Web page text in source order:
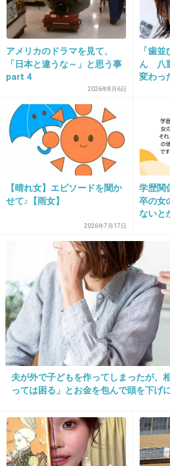
26. 匿名 2021/05/03(月) 15:16:54
>>1
韓国人も訪日しなくていいランキン
27. 匿名2021/05/03(月) 15:16:55
無駄に和気藹々風の画像
2021/05/03(月) 15:17:02
前に勤めてた会社が入ってる
比べて50万くらい上がってる
って純粋に従業員の給与で役
てないってことでいいのかな。
もし、役員報酬も込みで自分
け離れてたらモチベ下がるだ
29. 匿名 2021/05/03(月) 15:17:31
東京で30代がこの金額で働く
アメリカのドラマを見て、
「日本と違うな～」と思う事
part 4
2026年8月6日
「歯
ん 八
変わっ
「歯
【晴れ女】エピソードを聞か
せて♪【雨女】
2026年7月17日
学歴関
卒の女
ないと
で学
げた人
か」と
夫が外で子どもを作ってしまったが、
っては困る」とお金を包んで頭を下げ
まで離婚に応じなかった親戚の話→「
れ本人幸せなの？」